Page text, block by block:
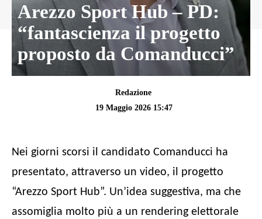
Arezzo Sport Hub – PD:
“fantascienza il progetto
proposto da Comanducci”
Redazione
19 Maggio 2026 15:47
Nei giorni scorsi il candidato Comanducci ha
presentato, attraverso un video, il progetto
“Arezzo Sport Hub”. Un’idea suggestiva, ma che
assomiglia molto più a un rendering elettorale